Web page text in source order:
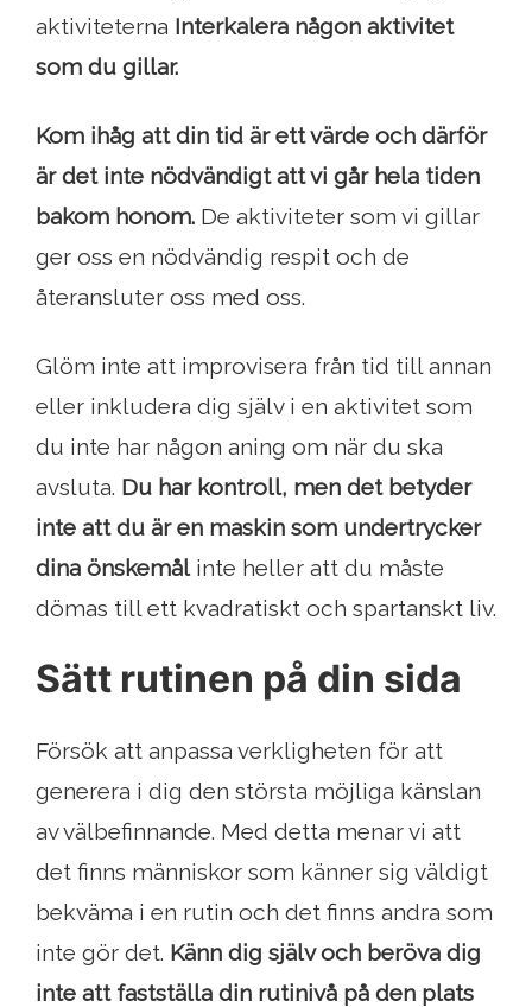
aktiviteterna Interkalera någon aktivitet
som du gillar.
Kom ihåg att din tid är ett värde och därför
är det inte nödvändigt att vi går hela tiden
bakom honom. De aktiviteter som vi gillar
ger oss en nödvändig respit och de
återansluter oss med oss.
Glöm inte att improvisera från tid till annan
eller inkludera dig själv i en aktivitet som
du inte har någon aning om när du ska
avsluta. Du har kontroll, men det betyder
inte att du är en maskin som undertrycker
dina önskemålinte heller att du måste
dömas till ett kvadratiskt och spartanskt liv.
Sätt rutinen på din sida
Försök att anpassa verkligheten för att
generera i dig den största möjliga känslan
av välbefinnande. Med detta menar vi att
det finns människor som känner sig väldigt
bekväma i en rutin och det finns andra som
inte gör det. Känn dig själv och beröva dig
inte att fastställa din rutinivå på den plats